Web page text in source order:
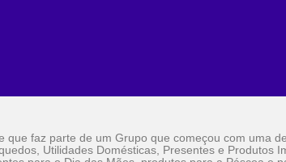
que faz parte de um Grupo que começou com uma
Utilidades Domésticas, Presentes e